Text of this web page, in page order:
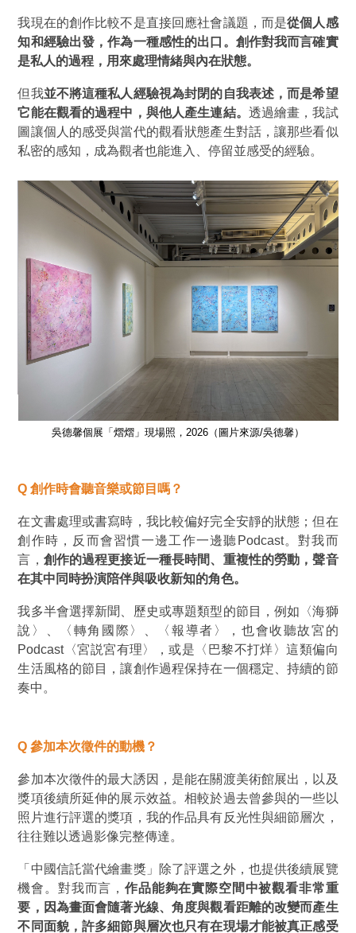
我現在的創作比較不是直接回應社會議題，而是從個人感
知和經驗出發，作為一種感性的出口。創作對我而言確實
是私人的過程，用來處理情緒與內在狀態。
但我並不將這種私人經驗視為封閉的自我表述，而是希望
它能在觀看的過程中，與他人產生連結。 透過繪畫，我試
圖讓個人的感受與當代的觀看狀態產生對話，讓那些看似
私密的感知，成為觀者也能進入、停留並感受的經驗。
吳德馨個展「熠熠」現場照，2026（圖片來源/吳德馨）
Q創作時會聽音樂或節目嗎？
在文書處理或書寫時，我比較偏好完全安靜的狀態；但在
創作時，反而會習慣一邊工作一邊聽Podcast。對我而
言， 創作的過程更接近一種長時間、重複性的勞動，聲音
在其中同時扮演陪伴與吸收新知的角色。
我多半會選擇新聞、歷史或專題類型的節目，例如〈海獅
說〉、〈轉角國際〉、〈報導者〉，也會收聽故宮的
Podcast〈宮説宮有理〉，或是〈巴黎不打烊〉這類偏向
生活風格的節目，讓創作過程保持在一個穩定、持續的節
奏中。
Q參加本次徵件的動機？
參加本次徵件的最大誘因，是能在關渡美術館展出，以及
獎項後續所延伸的展示效益。相較於過去曾參與的一些以
照片進行評選的獎項，我的作品具有反光性與細節層次，
往往難以透過影像完整傳達。
「 中國信託當代繪畫獎」
除了評選之外，也提供後續展覽
機會。對我而言，作品能夠在實際空間中被觀看非常重
要，因為畫面會隨著光線、角度與觀看距離的改變而產生
不同面貌，許多細節與層次也只有在現場才能被真正感受